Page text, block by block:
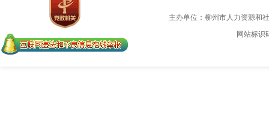
主办单位：柳州市人力资源和
网站标识